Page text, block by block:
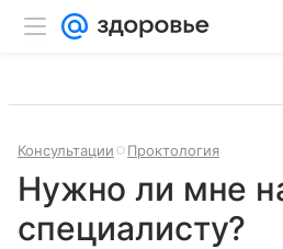
Консультации Проктология
Нужно ли мне
специалисту?